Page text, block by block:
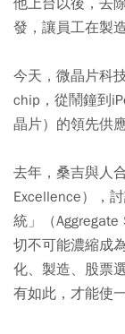
他上台以後，去
發，讓員工在製
今天，微晶片科
chip，從鬧鐘到
晶片）的領先供應
去年，桑吉與人
Excellence），
統」（
切不可能濃縮成
化、製造、股票
有如此，才能使